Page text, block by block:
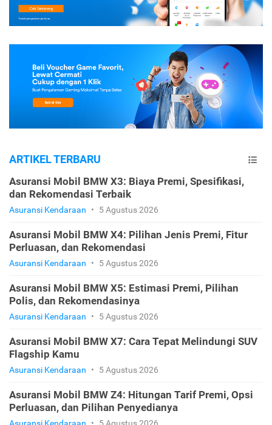
ARTIKEL TERBARU
Asuransi Mobil BMW X3: Biaya Premi, Spesifikasi,
dan Rekomendasi Terbaik
Asuransi Kendaraan • 5 Agustus 2026
Asuransi Mobil BMW X4: Pilihan Jenis Premi, Fitur
Perluasan, dan Rekomendasi
Asuransi Kendaraan • 5 Agustus 2026
Asuransi Mobil BMW X5: Estimasi Premi, Pilihan
Polis, dan Rekomendasinya
Asuransi Kendaraan • 5 Agustus 2026
Asuransi Mobil BMW X7: Cara Tepat Melindungi SUV
Flagship Kamu
Asuransi Kendaraan • 5 Agustus 2026
Asuransi Mobil BMW Z4: Hitungan Tarif Premi, Opsi
Perluasan, dan Pilihan Penyedianya
Asuransi Kendaraan • 5 Agustus 2026